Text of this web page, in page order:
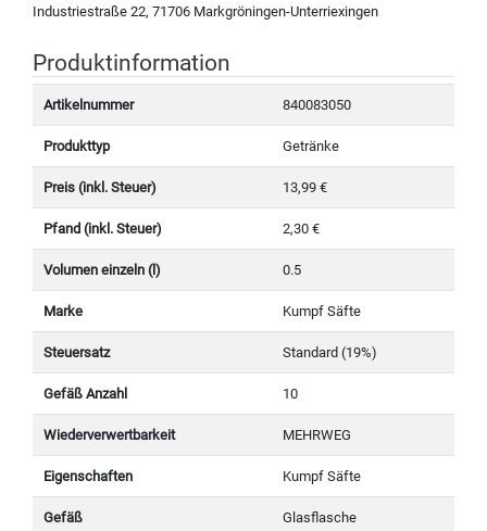
Industriestraße 22, 71706 Markgröningen-Unterriexingen
Produktinformation
Artikelnummer 840083050
Produkttyp Getränke
Preis (inkl. Steuer) 13,99 €
Pfand (inkl. Steuer) 2,30 €
Volumen einzeln (l) 0.5
Marke Kumpf Säfte
Steuersatz Standard (19%)
Gefäß Anzahl 10
Wiederverwertbarkeit MEHRWEG
Eigenschaften Kumpf Säfte
Gefäß Glasflasche